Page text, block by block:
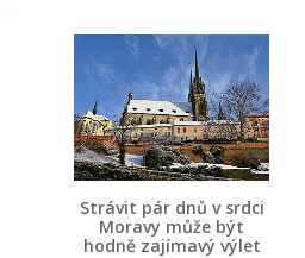
Strávit pár dnů v srdci
Moravy může být
hodně zajímavý výlet